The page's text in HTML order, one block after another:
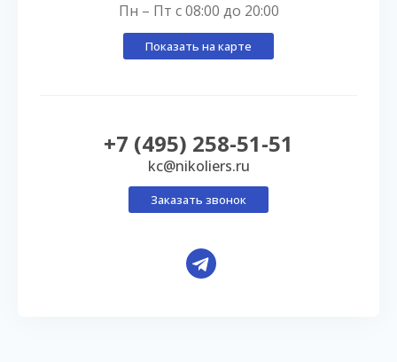
Пн – Пт с 08:00 до 20:00
Показать на карте
+7 (495) 258-51-51
kc@nikoliers.ru
Заказать звонок